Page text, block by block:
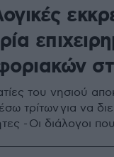
του νησιού
τρίτων για να
- Οι διάλογοι